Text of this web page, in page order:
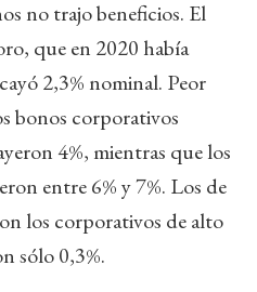
no trajo beneficios. El
que en 2020 había
2,3% nominal. Peor
bonos corporativos
4%, mientras que los
entre 6% y 7%. Los de
los corporativos de alto
sólo 0,3%.